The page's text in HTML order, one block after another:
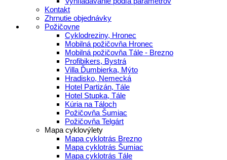
Kontakt
Zhrnutie objednávky
Požičovne
Cyklodreziny, Hronec
Mobilná požičovňa Hronec
Mobilná požičovňa Tále - Brezno
Profibikers, Bystrá
Villa Ďumbierka, Mýto
Hradisko, Nemecká
Hotel Partizán, Tále
Hotel Stupka, Tále
Kúria na Táloch
Požičovňa Šumiac
Požičovňa Telgárt
Mapa cyklovýlety
Mapa cyklotrás Brezno
Mapa cyklotrás Šumiac
Mapa cyklotrás Tále